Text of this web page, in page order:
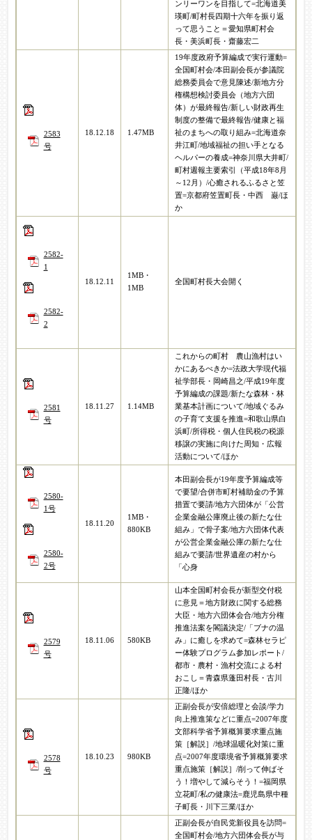
ンリーワンを目指して=北海道美
瑛町/町村長四期十六年を振り返
って思うこと＝愛知県町村会
長・美浜町長・齋藤宏二
2583
号
18.12.18 1.47MB
19年度政府予算編成で実行運動=
全国町村会/本田副会長が参議院
総務委員会で意見陳述/新地方分
権構想検討委員会（地方六団
体）が最終報告/新しい財政再生
制度の整備で最終報告/健康と福
祉のまちへの取り組み=北海道奈
井江町/地域福祉の担い手となる
ヘルパーの養成=神奈川県大井町/
町村週報主要索引（平成18年8月
～12月）/心癒されるふるさと笠
置=京都府笠置町長・中西 巌/ほ
か
2582-
1
2582-
2
18.12.11
1MB・
1MB
全国町村長大会開く
2581
号
18.11.27 1.14MB
これからの町村 農山漁村はい
かにあるべきか=法政大学現代福
祉学部長・岡崎昌之/平成19年度
予算編成の課題/新たな森林・林
業基本計画について/地域ぐるみ
の子育て支援を推進=和歌山県白
浜町/所得税・個人住民税の税源
移譲の実施に向けた周知・広報
活動について/ほか
2580-
1号
2580-
2号
18.11.20
1MB・
880KB
本田副会長が19年度予算編成等
で要望/合併市町村補助金の予算
措置で要請/地方六団体が「公営
企業金融公庫廃止後の新たな仕
組み」で骨子案/地方六団体代表
が公営企業金融公庫の新たな仕
組みで要請/世界遺産の村から
「心身
2579
号
18.11.06 580KB
山本全国町村会長が新型交付税
に意見＝地方財政に関する総務
大臣・地方六団体会合/地方分権
推進法案を閣議決定/「ブナの温
み」に癒しを求めて=森林セラピ
ー体験プログラム参加レポート/
都市・農村・漁村交流による村
おこし＝青森県蓬田村長・古川
正隆/ほか
2578
号
18.10.23 980KB
正副会長が安倍総理と会談/学力
向上推進策などに重点=2007年度
文部科学省予算概算要求重点施
策［解説］/地球温暖化対策に重
点=2007年度環境省予算概算要求
重点施策［解説］/削って伸ばそ
う！増やして減らそう！=福岡県
立花町/私の健康法=鹿児島県中種
子町長・川下三業/ほか
正副会長が自民党新役員を訪問=
全国町村会/地方六団体会長が与